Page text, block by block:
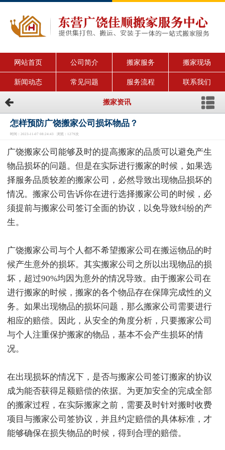
网站首页 公司简介 搬家服务 搬家现场
新闻动态 常见问题 服务流程 联系我们
搬家资讯
怎样预防广饶搬家公司损坏物品？
时间：2023-11-07 08:24:43 浏览：1279次
广饶搬家公司能够及时的提高搬家的品质可以避免产生
物品损坏的问题。但是在实际进行搬家的时候，如果选
择服务品质较差的搬家公司，必然导致出现物品损坏的
情况。搬家公司告诉你在进行选择搬家公司的时候，必
须提前与搬家公司签订全面的协议，以免导致纠纷的产
生。
广饶搬家公司与个人都不希望搬家公司在搬运物品的时
候产生意外的损坏。其实搬家公司之所以出现物品的损
坏，超过90%均因为意外的情况导致。由于搬家公司在
进行搬家的时候，搬家的各个物品存在保障完成性的义
务。如果出现物品的损坏问题，那么搬家公司需要进行
相应的赔偿。因此，从安全的角度分析，只要搬家公司
与个人注重保护搬家的物品，基本不会产生损坏的情
况。
在出现损坏的情况下，是否与搬家公司签订搬家的协议
成为能否获得足额赔偿的依据。为更加安全的完成全部
的搬家过程，在实际搬家之前，需要及时针对搬时收费
项目与搬家公司签协议，并且约定赔偿的具体标准，才
能够确保在损失物品的时候，得到合理的赔偿。